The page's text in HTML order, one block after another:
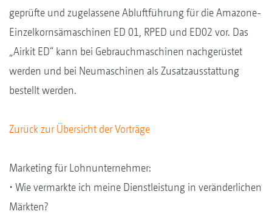
geprüfte und zugelassene Abluftführung für die Amazone-
Einzelkornsämaschinen ED 01, RPED und ED02 vor. Das
„Airkit ED“ kann bei Gebrauchmaschinen nachgerüstet
werden und bei Neumaschinen als Zusatzausstattung
bestellt werden.
Zurück zur Übersicht der Vorträge
Marketing für Lohnunternehmer:
• Wie vermarkte ich meine Dienstleistung in veränderlichen
Märkten?